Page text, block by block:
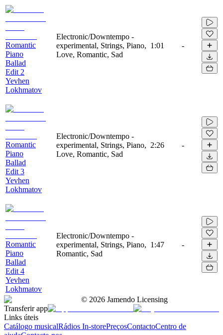
Romantic
Piano
Ballad
Edit 2
Yevhen
Lokhmatov
Electronic/Downtempo -
experimental, Strings, Piano,
Love, Romantic, Sad
1:01 -
Romantic
Piano
Ballad
Edit 3
Yevhen
Lokhmatov
Electronic/Downtempo -
experimental, Strings, Piano,
Love, Romantic, Sad
2:26 -
Romantic
Piano
Ballad
Edit 4
Yevhen
Lokhmatov
Electronic/Downtempo -
experimental, Strings, Piano,
Romantic, Sad
1:47 -
© 2026 Jamendo Licensing
Transferir app
Links úteis
Catálogo musicalRádios In-storePreçosContactoCentro de